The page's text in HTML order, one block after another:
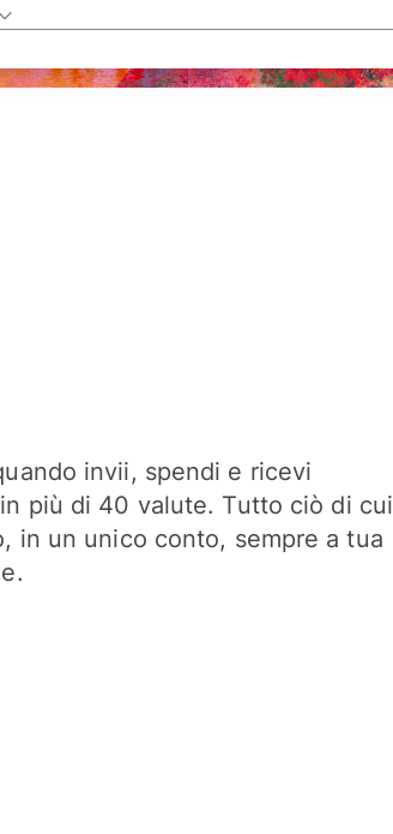
invii, spendi e ricevi
più di 40 valute. Tutto ciò di cui
in un unico conto, sempre a tua